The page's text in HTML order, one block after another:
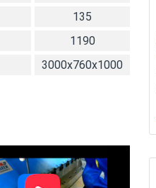
135
1190
3000х760х1000